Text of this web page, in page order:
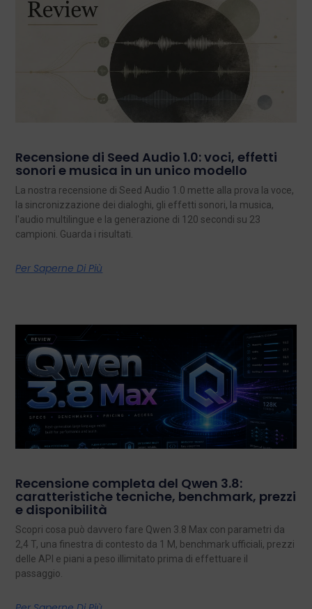
Recensione di Seed Audio 1.0: voci, effetti
sonori e musica in un unico modello
La nostra recensione di Seed Audio 1.0 mette alla prova la voce,
la sincronizzazione dei dialoghi, gli effetti sonori, la musica,
l'audio multilingue e la generazione di 120 secondi su 23
campioni. Guarda i risultati.
Per Saperne Di Più
Recensione completa del Qwen 3.8:
caratteristiche tecniche, benchmark, prezzi
e disponibilità
Scopri cosa può davvero fare Qwen 3.8 Max con parametri da
2,4 T, una finestra di contesto da 1 M, benchmark ufficiali, prezzi
delle API e piani a peso illimitato prima di effettuare il
passaggio.